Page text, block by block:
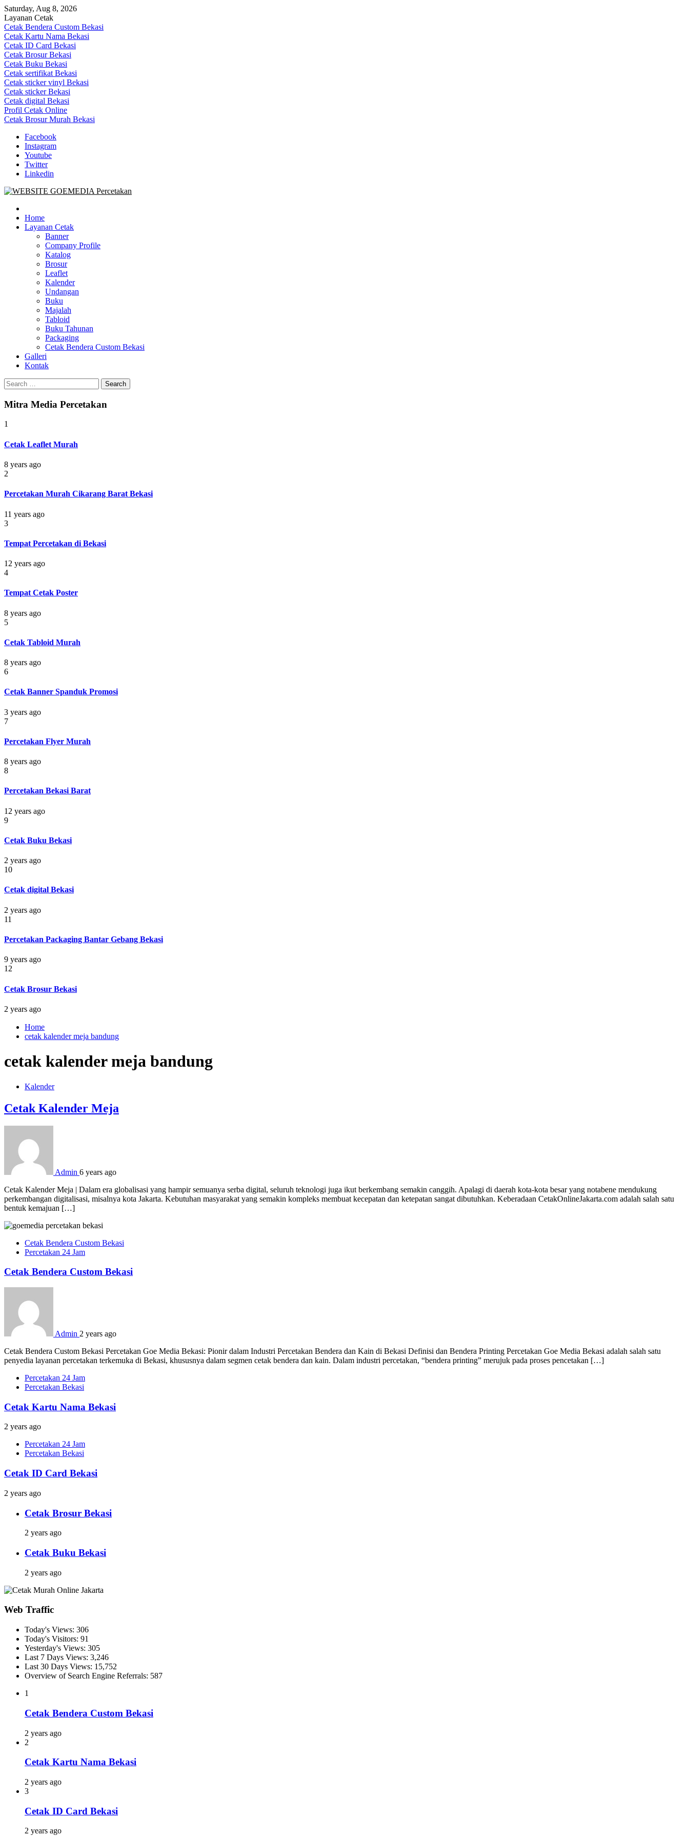
Skip
to
content
Saturday, Aug 8, 2026
Layanan Cetak
Cetak Bendera Custom Bekasi
Cetak Kartu Nama Bekasi
Cetak ID Card Bekasi
Cetak Brosur Bekasi
Cetak Buku Bekasi
Cetak sertifikat Bekasi
Cetak sticker vinyl Bekasi
Cetak sticker Bekasi
Cetak digital Bekasi
Profil Cetak Online
Cetak Brosur Murah Bekasi
Facebook
Instagram
Youtube
Twitter
Linkedin
Goe Media Percetakan | 0822-4439-5599 (Call/WA)
0822-4439-5599 (Call/WA) Percetakan jasa cetak banner buku yasin invoice kartu nama label map nota spanduk stiker undangan pernikahan murah online 24 jam
Home
Layanan Cetak
Banner
Company Profile
Katalog
Brosur
Leaflet
Kalender
Undangan
Buku
Majalah
Tabloid
Buku Tahunan
Packaging
Cetak Bendera Custom Bekasi
Galleri
Kontak
Search
for:
Mitra Media Percetakan
1
Cetak Leaflet Murah
8 years ago
2
Percetakan Murah Cikarang Barat Bekasi
11 years ago
3
Tempat Percetakan di Bekasi
12 years ago
4
Tempat Cetak Poster
8 years ago
5
Cetak Tabloid Murah
8 years ago
6
Cetak Banner Spanduk Promosi
3 years ago
7
Percetakan Flyer Murah
8 years ago
8
Percetakan Bekasi Barat
12 years ago
9
Cetak Buku Bekasi
2 years ago
10
Cetak digital Bekasi
2 years ago
11
Percetakan Packaging Bantar Gebang Bekasi
9 years ago
12
Cetak Brosur Bekasi
2 years ago
Home
cetak kalender meja bandung
cetak kalender meja bandung
Kalender
Cetak Kalender Meja
Admin 6 years ago
Cetak Kalender Meja | Dalam era globalisasi yang hampir semuanya serba digital, seluruh teknologi juga ikut berkembang semakin canggih. Apalagi di daerah kota-kota besar yang notabene mendukung
perkembangan digitalisasi, misalnya kota Jakarta. Kebutuhan masyarakat yang semakin kompleks membuat kecepatan dan ketepatan sangat dibutuhkan. Keberadaan CetakOnlineJakarta.com adalah salah satu
bentuk kemajuan […]
Cetak Bendera Custom Bekasi
Percetakan 24 Jam
Cetak Bendera Custom Bekasi
Admin 2 years ago
Cetak Bendera Custom Bekasi Percetakan Goe Media Bekasi: Pionir dalam Industri Percetakan Bendera dan Kain di Bekasi Definisi dan Bendera Printing Percetakan Goe Media Bekasi adalah salah satu
penyedia layanan percetakan terkemuka di Bekasi, khususnya dalam segmen cetak bendera dan kain. Dalam industri percetakan, “bendera printing” merujuk pada proses pencetakan […]
Percetakan 24 Jam
Percetakan Bekasi
Cetak Kartu Nama Bekasi
2 years ago
Percetakan 24 Jam
Percetakan Bekasi
Cetak ID Card Bekasi
2 years ago
Cetak Brosur Bekasi
2 years ago
Cetak Buku Bekasi
2 years ago
Web Traffic
Today's Views: 306
Today's Visitors: 91
Yesterday's Views: 305
Last 7 Days Views: 3,246
Last 30 Days Views: 15,752
Overview of Search Engine Referrals: 587
1
Cetak Bendera Custom Bekasi
2 years ago
2
Cetak Kartu Nama Bekasi
2 years ago
3
Cetak ID Card Bekasi
2 years ago